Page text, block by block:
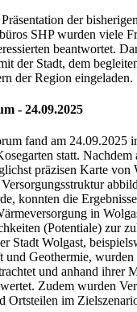
der
SHP wurden viele
beantwortet.
der Stadt, dem
der Region eingeladen.
- 24.09.2025
fand am 24.09.2025
statt.
präzisen Karte von
konnten die
in
(Potentiale) zur
Stadt Wolgast,
Geothermie, wurden
und anhand ihrer
Zudem wurden
Ortsteilen im